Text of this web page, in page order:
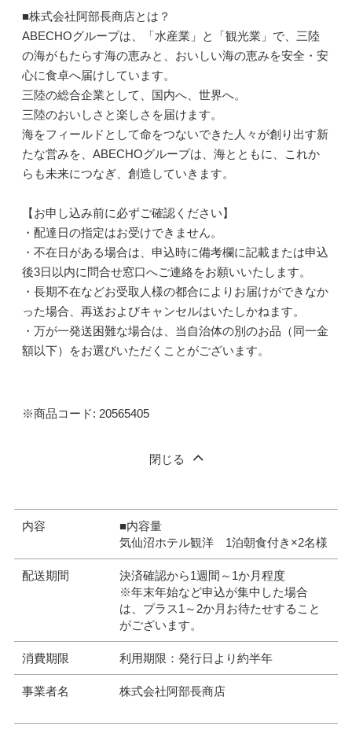
■株式会社阿部長商店とは？
ABECHOグループは、「水産業」と「観光業」で、三陸
の海がもたらす海の恵みと、おいしい海の恵みを安全・安
心に食卓へ届けしています。
三陸の総合企業として、国内へ、世界へ。
三陸のおいしさと楽しさを届けます。
海をフィールドとして命をつないできた人々が創り出す新
たな営みを、ABECHOグループは、海とともに、これか
らも未来につなぎ、創造していきます。
【お申し込み前に必ずご確認ください】
・配達日の指定はお受けできません。
・不在日がある場合は、申込時に備考欄に記載または申込
後3日以内に問合せ窓口へご連絡をお願いいたします。
・長期不在などお受取人様の都合によりお届けができなか
った場合、再送およびキャンセルはいたしかねます。
・万が一発送困難な場合は、当自治体の別のお品（同一金
額以下）をお選びいただくことがございます。
※商品コード: 20565405
閉じる
内容
■内容量
気仙沼ホテル観洋 1泊朝食付き×2名様
配送期間
決済確認から1週間～1か月程度
※年末年始など申込が集中した場合
は、プラス1～2か月お待たせすること
がございます。
消費期限 利用期限：発行日より約半年
事業者名 株式会社阿部長商店